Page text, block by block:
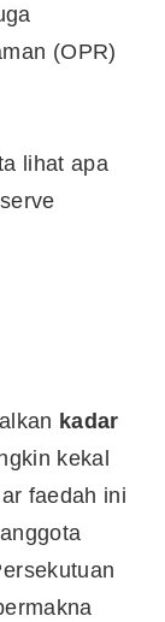
(OPR)
lihat apa
kadar
kekal
faedah ini